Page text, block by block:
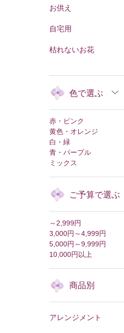
お供え
自宅用
枯れないお花
色で選ぶ
赤・ピンク
黄色・オレンジ
白・緑
青・パープル
ミックス
ご予算で選ぶ
～2,999円
3,000円～4,999円
5,000円～9,999円
10,000円以上
商品別
アレンジメント